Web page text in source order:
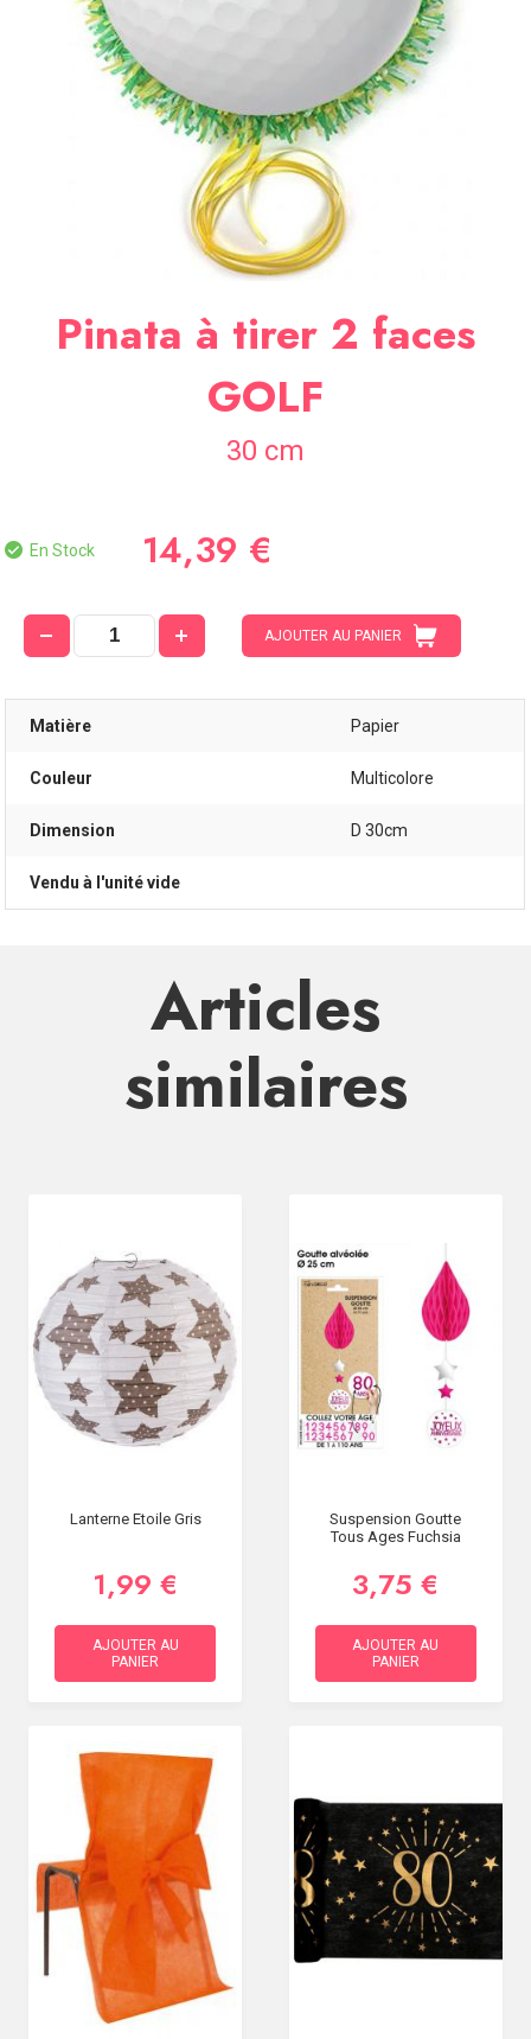
OCCASIONS
Pinata à tirer 2 faces
GOLF
30 cm
En Stock 14,39 €
AJOUTER AU PANIER
Matière Papier
Couleur Multicolore
Dimension D 30cm
Vendu à l'unité vide
Articles
similaires
Lanterne Etoile Gris
1,99 €
AJOUTER AU
PANIER
Suspension Goutte
Tous Ages Fuchsia
3,75 €
AJOUTER AU
PANIER